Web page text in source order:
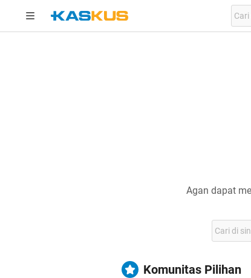
Agan dapat
Komunitas Pilihan